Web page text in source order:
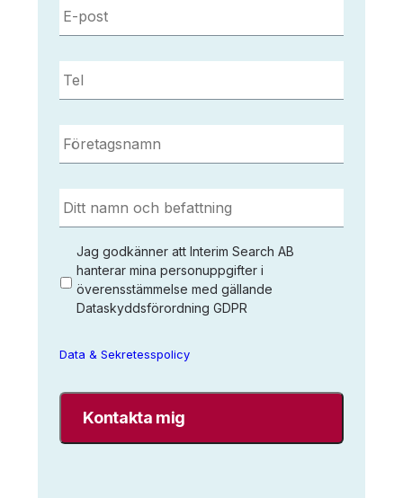
post *
Tel *
Företagsnamn *
Ditt
namn
och
befattning *
Jag
godkänner
att
Interim
AB
mina
uppgifter
enligt
Interim
Jag godkänner att Interim Search AB
hanterar mina personuppgifter i
överensstämmelse med gällande
Dataskyddsförordning GDPR
Data & Sekretesspolicy